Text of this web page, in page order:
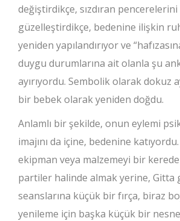
değiştirdikçe, sızdıran
güzelleştirdikçe, bedenine ilişkin
yeniden yapılandırıyor ve
duygu durumlarına ait olanla şu
ayırıyordu. Sembolik olarak dokuz
bir bebek olarak yeniden doğdu.
Anlamlı bir şekilde, onun eylemi
imajını da içine, bedenine
ekipman veya malzemeyi bir
partiler halinde almak yerine, Gitta
seanslarına küçük bir fırça, biraz
yenileme için başka küçük bir